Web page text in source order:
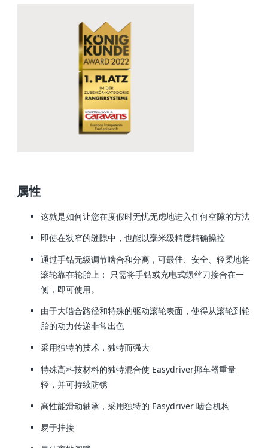
属性
这就是如何让您在度假时无忧无虑地进入任何空隙的方法
即使在狭窄的缝隙中，也能以毫米级精度精确操控
通过手钻无级调节啮合和分离，可最佳、安全、轻柔地将
滚轮靠在轮胎上： 只需将手钻或充电式螺丝刀接合在一
侧 ，即可使用。
由于大啮合路径和特殊的驱动滚轮表面，使得从滚轮到轮
胎的动力传递非常出色
采用独特的技术，独特而强大
特殊高科技材料的独特混合使 Easydriver挪车器重量
轻，并可持续防锈
高性能滑动轴承，采用独特的 Easydriver 啮合机构
易于挂接